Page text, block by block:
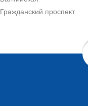
Гражданский проспект